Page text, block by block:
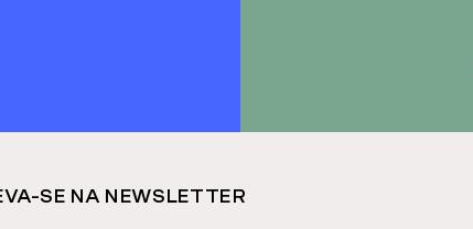
SE NA NEWSLETTER